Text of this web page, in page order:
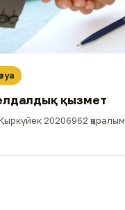
қызмет
20206962 қаралым